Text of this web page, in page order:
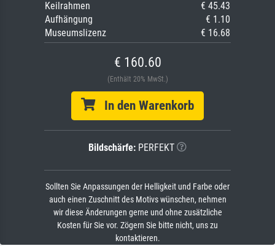
Keilrahmen
€ 45.43
Aufhängung
€ 1.10
Museumslizenz
€ 16.68
€ 160.60
(Enthält 20% MwSt.)
In den Warenkorb
Bildschärfe: PERFEKT
Sollten Sie Anpassungen der Helligkeit und Farbe oder
auch einen Zuschnitt des Motivs wünschen, nehmen
wir diese Änderungen gerne und ohne zusätzliche
Kosten für Sie vor. Zögern Sie bitte nicht, uns zu
kontaktieren.